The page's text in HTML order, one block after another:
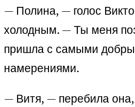
— Полина, — голос
холодным. — Ты меня
пришла с самыми
намерениями.
— Витя, — перебила